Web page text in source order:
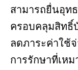
สามารถยื่นอุท
ครอบคลุมสิทธิ์
ลดภาระค่าใช้
การรักษาที่เหม